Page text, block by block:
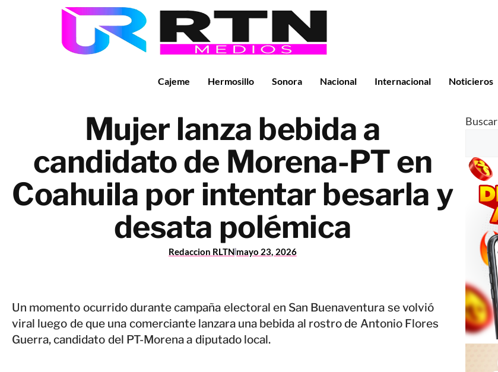
Cajeme Hermosillo Sonora Nacional Internacional Noticieros
Mujer lanza bebida a
candidato de Morena-PT en
Coahuila por intentar besarla y
desata polémica
Redaccion RLTN mayo 23, 2026
Un momento ocurrido durante campaña electoral en San Buenaventura se volvió
viral luego de que una comerciante lanzara una bebida al rostro de Antonio Flores
Guerra, candidato del PT-Morena a diputado local.
Buscar